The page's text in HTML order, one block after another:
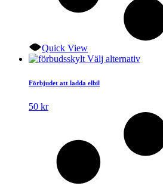
Quick View
Välj alternativDen
kan
Förbjudet att ladda elbil
50 kr